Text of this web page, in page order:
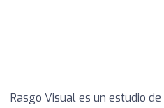
Rasgo Visual es un estudio